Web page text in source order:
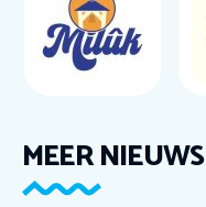
MEER NIEUWS